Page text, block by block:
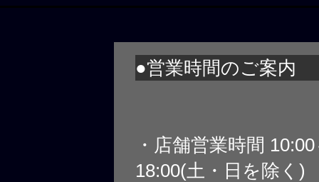
●営業時間のご案内
・店舗営業時間
18:00(土・日を除く)